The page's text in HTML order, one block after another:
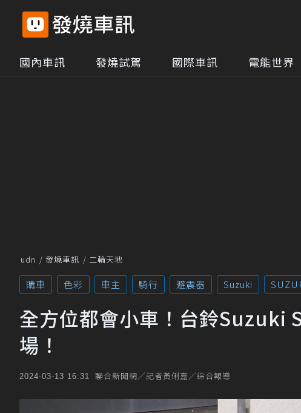
國內車訊 發燒試駕 國際車訊 電能世界
udn 發燒車訊 二輪天地
購車 色彩 車主 騎行 避震器 Suzuki
全方位都會小車！台鈴Suzuki
場！
2024-03-13 16:31 聯合新聞網／記者黃俐嘉／綜合報導